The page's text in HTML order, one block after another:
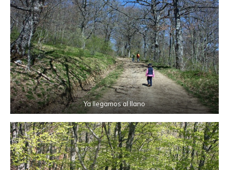
Ya llegamos al llano